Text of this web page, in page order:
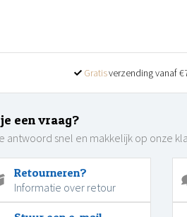
Gratisverzending vanaf
een vraag?
antwoord snel en makkelijk op onze
Retourneren?
Informatie over retour